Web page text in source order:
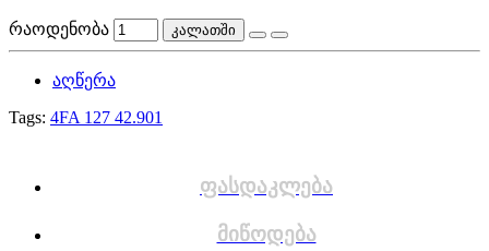
რაოდენობა კალათში
აღწერა
Tags: 4FA 127 42.901
ფასდაკლება
მიწოდება